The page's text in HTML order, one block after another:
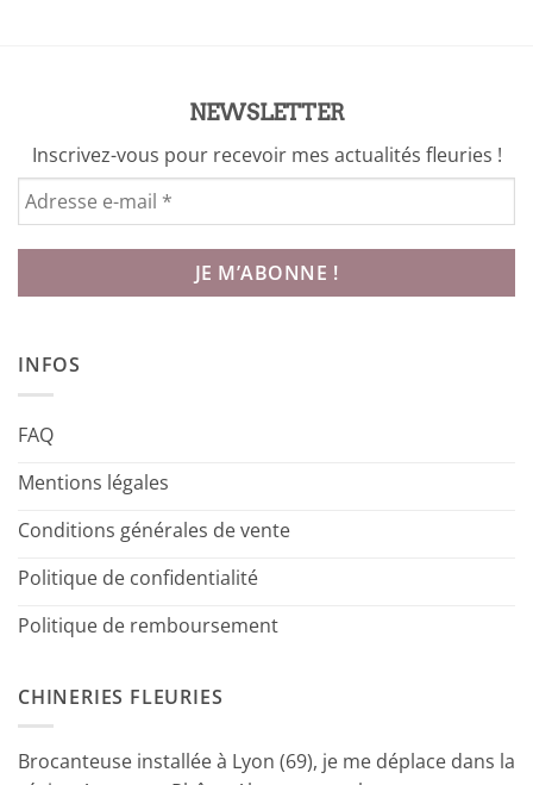
NEWSLETTER
Inscrivez-vous pour recevoir mes actualités fleuries !
INFOS
FAQ
Mentions légales
Conditions générales de vente
Politique de confidentialité
Politique de remboursement
CHINERIES FLEURIES
Brocanteuse installée à Lyon (69), je me déplace dans la